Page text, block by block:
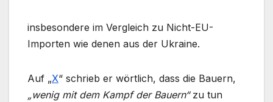
insbesondere im Vergleich zu Nicht-EU-
Importen wie denen aus der Ukraine.
Auf „X“ schrieb er wörtlich, dass die Bauern,
„wenig mit dem Kampf der Bauern“zu tun